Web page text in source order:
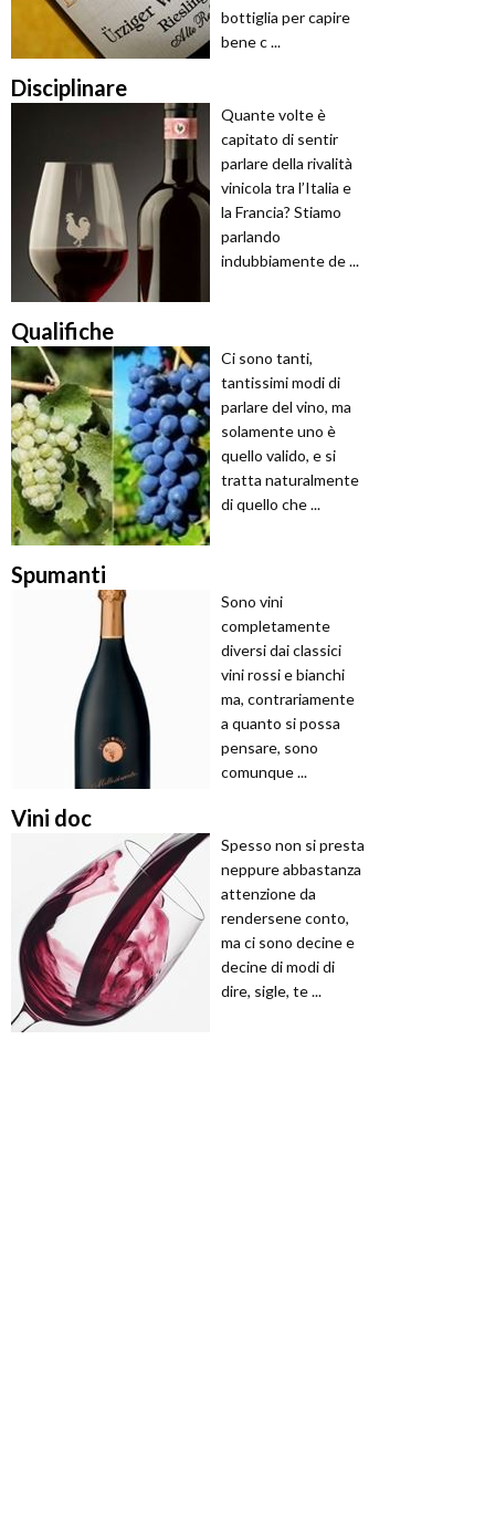
bottiglia per capire
bene c ...
Disciplinare
Quante volte è
capitato di sentir
parlare della rivalità
vinicola tra l’Italia e
la Francia? Stiamo
parlando
indubbiamente de ...
Qualifiche
Ci sono tanti,
tantissimi modi di
parlare del vino, ma
solamente uno è
quello valido, e si
tratta naturalmente
di quello che ...
Spumanti
Sono vini
completamente
diversi dai classici
vini rossi e bianchi
ma, contrariamente
a quanto si possa
pensare, sono
comunque ...
Vini doc
Spesso non si presta
neppure abbastanza
attenzione da
rendersene conto,
ma ci sono decine e
decine di modi di
dire, sigle, te ...